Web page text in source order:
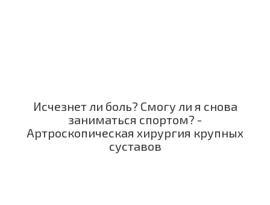
Исчезнет ли боль? Смогу ли я снова
заниматься спортом? -
Артроскопическая хирургия крупных
суставов